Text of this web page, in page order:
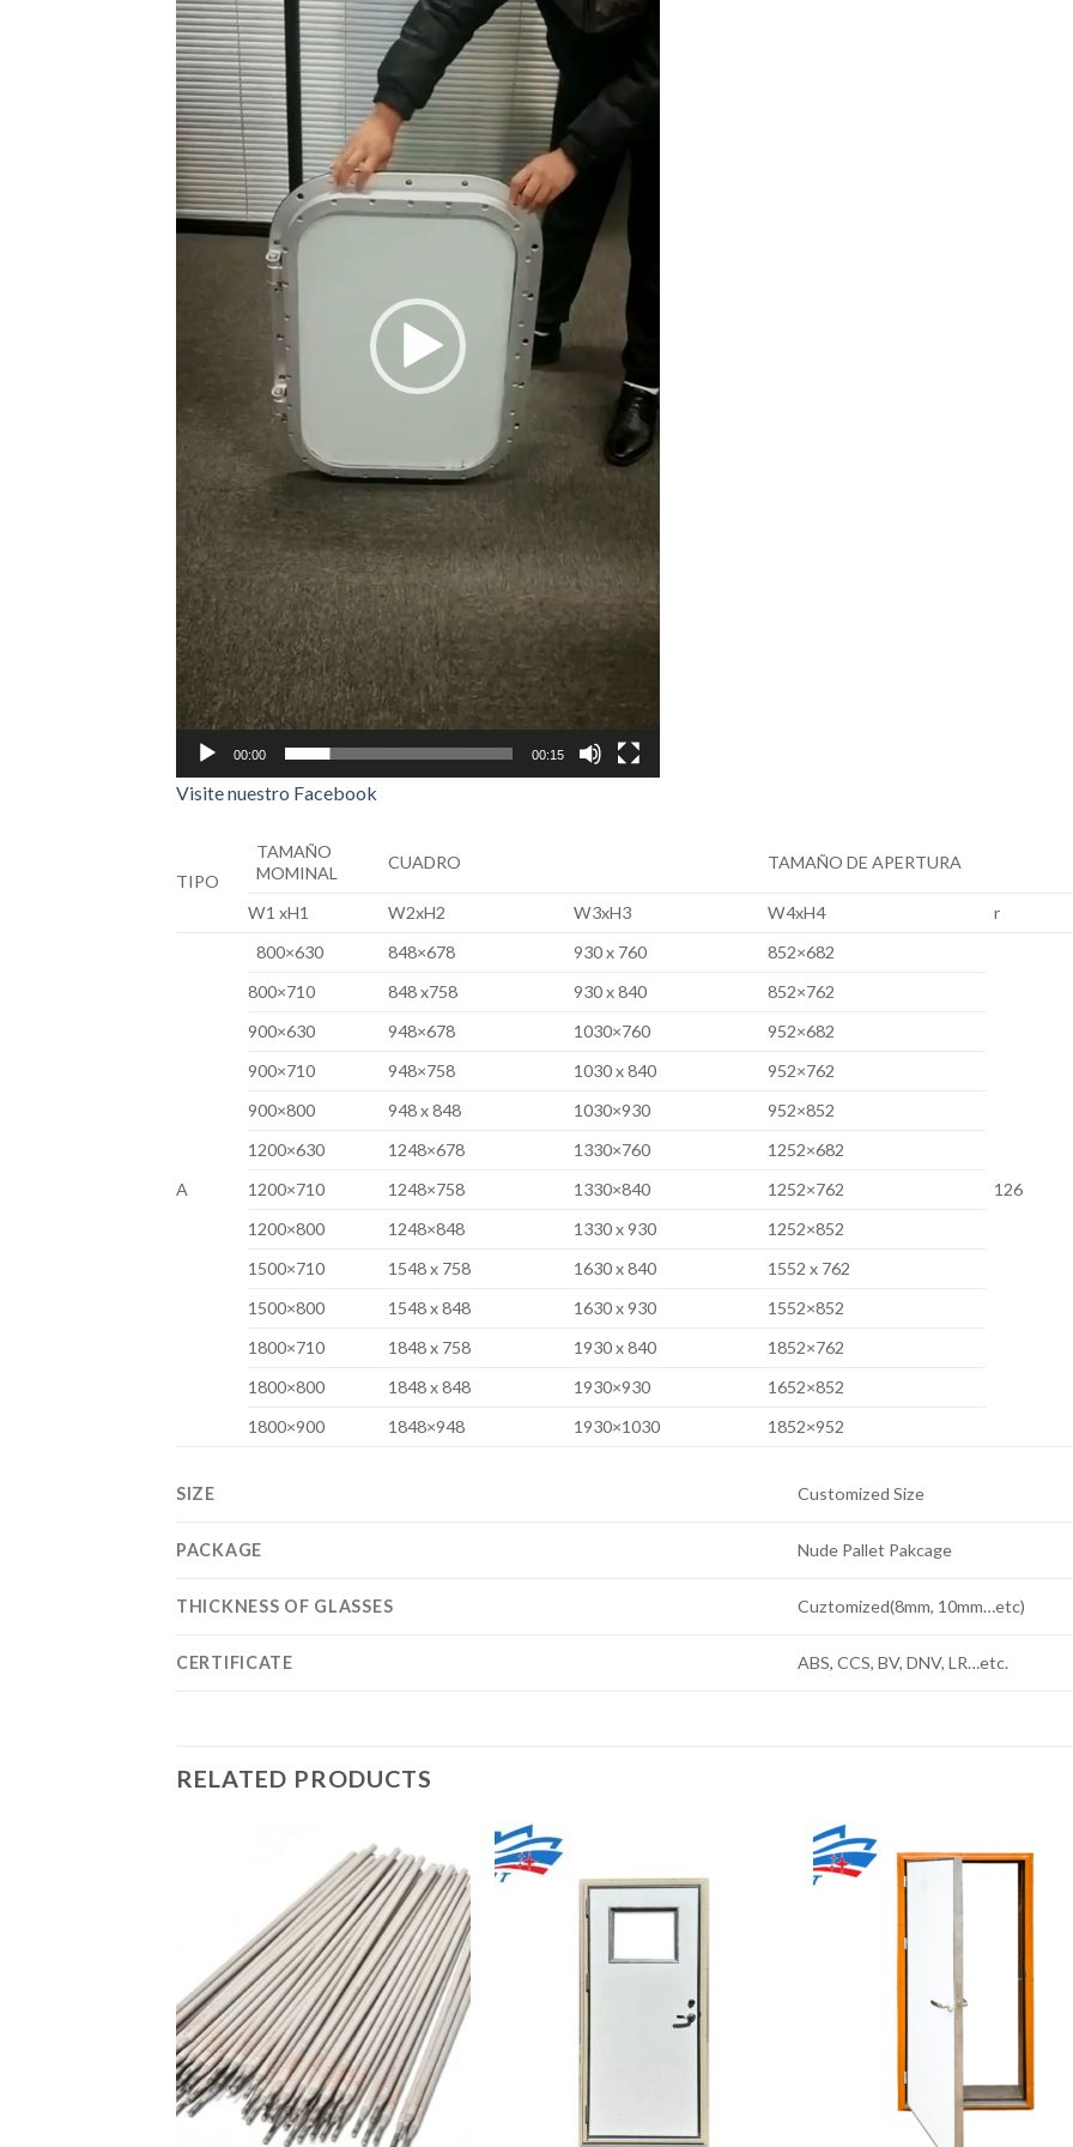
00:00 00:15
Visite nuestro Facebook
TIPO
TAMAÑO
MOMINAL
CUADRO TAMAÑO DE APERTURA
W1 xH1 W2xH2 W3xH3 W4xH4 r
A
800×630 848×678 930 x 760 852×682
126
800×710 848 x758 930 x 840
852×762
900×630
948×678 1030×760
952×682
900×710
948×758 1030 x 840
952×762
900×800
948 x 848 1030×930
952×852
1200×630
1248×678 1330×760
1252×682
1200×710
1248×758 1330×840
1252×762
1200×800
1248×848 1330 x 930
1252×852
1500×710
1548 x 758 1630 x 840
1552 x 762
1500×800
1548 x 848 1630 x 930
1552×852
1800×710
1848 x 758 1930 x 840
1852×762
1800×800
1848 x 848 1930×930
1652×852
1800×900
1848×948 1930×1030 1852×952
SIZE Customized Size
PACKAGE Nude Pallet Pakcage
THICKNESS OF GLASSES Cuztomized(8mm, 10mm…etc)
CERTIFICATE ABS, CCS, BV, DNV, LR…etc.
RELATED PRODUCTS